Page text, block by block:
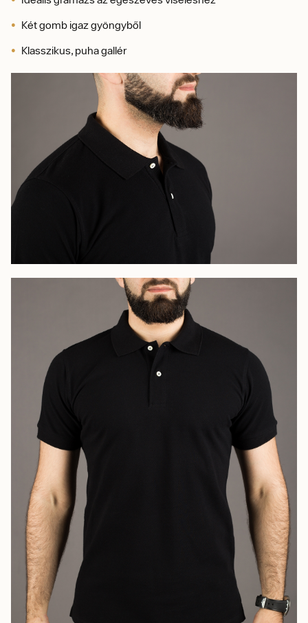
Két gomb igaz gyöngyből
Klasszikus, puha gallér